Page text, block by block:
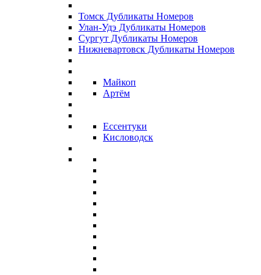
Томск Дубликаты Номеров
Улан-Удэ Дубликаты Номеров
Сургут Дубликаты Номеров
Нижневартовск Дубликаты Номеров
Майкоп
Артём
Ессентуки
Кисловодск